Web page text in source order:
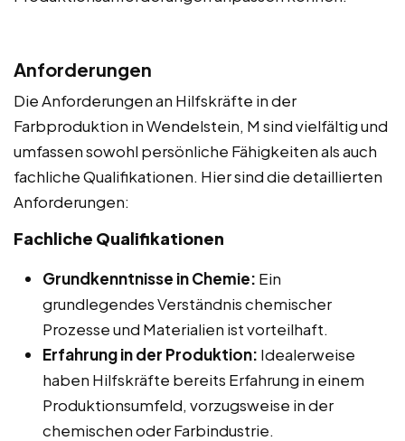
Anforderungen
Die Anforderungen an Hilfskräfte in der
Farbproduktion in Wendelstein, M sind vielfältig und
umfassen sowohl persönliche Fähigkeiten als auch
fachliche Qualifikationen. Hier sind die detaillierten
Anforderungen:
Fachliche Qualifikationen
Grundkenntnisse in Chemie: Ein
grundlegendes Verständnis chemischer
Prozesse und Materialien ist vorteilhaft.
Erfahrung in der Produktion: Idealerweise
haben Hilfskräfte bereits Erfahrung in einem
Produktionsumfeld, vorzugsweise in der
chemischen oder Farbindustrie.